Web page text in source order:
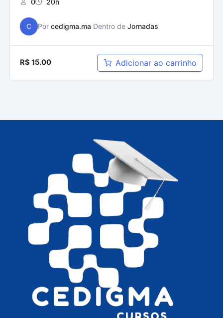
C Por cedigma.ma Dentro de Jornadas
R$ 15.00 Adicionar ao carrinho